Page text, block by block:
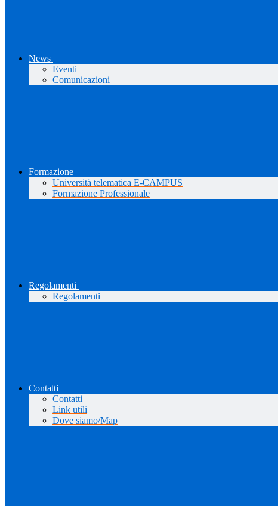
News
Eventi
Comunicazioni
Formazione
Università telematica E-CAMPUS
Formazione Professionale
Regolamenti
Regolamenti
Contatti
Contatti
Link utili
Dove siamo/Map